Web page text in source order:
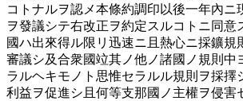
コトナルヲ認󠄁メ本條約調󠄁印以後一年內ニ
ヲ發議シテ右改正ヲ約定スルコトニ同意
國ハ出來得ル限リ迅󠄁速󠄁ニ且熱心ニ採󠄁鑛規
審議シ及合衆國竝其ノ他ノ諸國ノ規則中
ラルヘキモノト思惟セラルル規則ヲ採󠄁擇
利益ヲ促進シ且何等支那國ノ主權ヲ侵󠄁害󠄂